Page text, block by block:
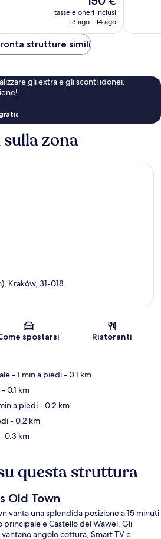
prezzo
attuale
150 €
tasse e oneri inclusi
13 ago - 14 ago
strutture simili
gli extra e gli sconti idonei.
zona
Mappa
Kraków, 31-018
spostarsi Ristoranti
- 1 min a piedi- 0.1 km
- 0.1 km
a piedi- 0.2 km
- 0.2 km
- 0.3 km
questa struttura
Old Town
vanta una splendida posizione a 15 minuti
principale e Castello del Wawel. Gli
angolo cottura, Smart TV e